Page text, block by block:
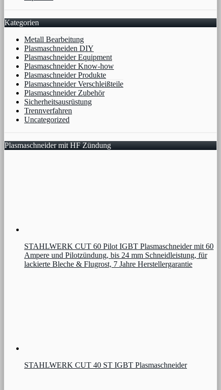
Kategorien
Metall Bearbeitung
Plasmaschneiden DIY
Plasmaschneider Equipment
Plasmaschneider Know-how
Plasmaschneider Produkte
Plasmaschneider Verschleißteile
Plasmaschneider Zubehör
Sicherheitsausrüstung
Trennverfahren
Uncategorized
Plasmaschneider mit HF Zündung
STAHLWERK CUT 60 Pilot IGBT Plasmaschneider mit 60
Ampere und Pilotzündung, bis 24 mm Schneidleistung, für
lackierte Bleche & Flugrost, 7 Jahre Herstellergarantie
STAHLWERK CUT 40 ST IGBT Plasmaschneider